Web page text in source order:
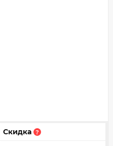
Скидка ?